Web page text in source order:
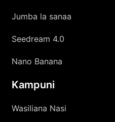
Jumba la sanaa
Seedream 4.0
Nano Banana
Kampuni
Wasiliana Nasi